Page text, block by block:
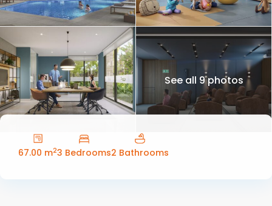
See all 9 photos
67.00 m23 Bedrooms2 Bathrooms